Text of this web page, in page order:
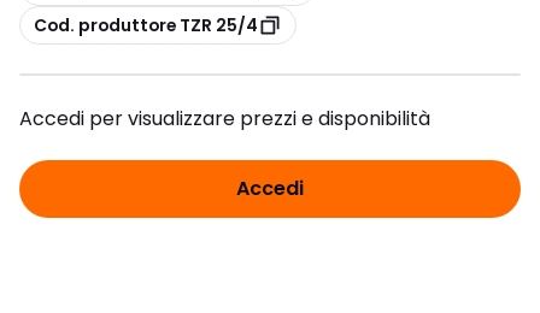
copia
Cod. produttore TZR 25/4
Accedi per visualizzare prezzi e disponibilità
Accedi